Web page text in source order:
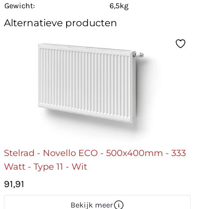
Gewicht: 6,5kg
Alternatieve producten
Stelrad - Novello ECO - 500x400mm - 333
Watt - Type 11 - Wit
91,91
Bekijk meer